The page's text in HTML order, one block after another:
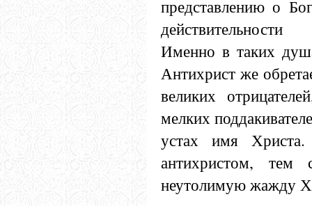
представлению о
Именно в таких
Антихрист же
великих
мелких
устах имя
антихристом, тем
неутолимую жажду